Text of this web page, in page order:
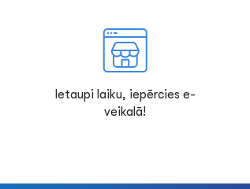
Ietaupi laiku, iepērcies e-
veikalā!